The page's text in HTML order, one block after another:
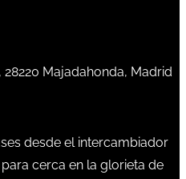
28220 Majadahonda, Madrid
desde el intercambiador
para cerca en la glorieta de